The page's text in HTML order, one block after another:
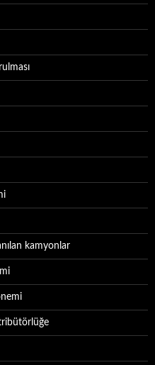
kamyonlar